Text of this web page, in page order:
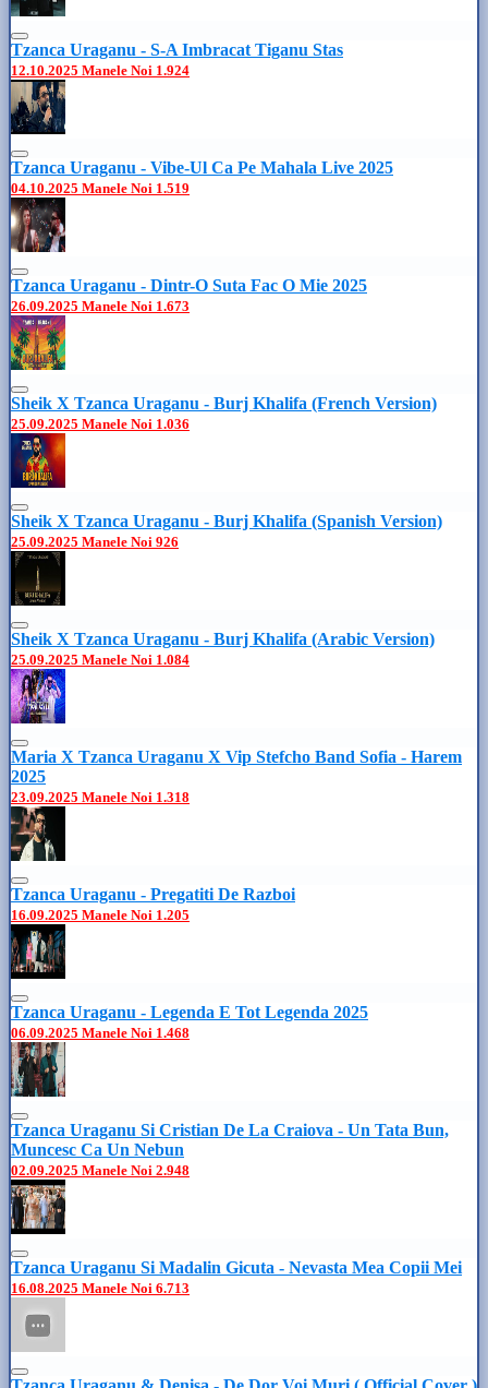
Tzanca Uraganu - S-A Imbracat Tiganu Stas
12.10.2025 Manele Noi 1.924
Tzanca Uraganu - Vibe-Ul Ca Pe Mahala Live 2025
04.10.2025 Manele Noi 1.519
Tzanca Uraganu - Dintr-O Suta Fac O Mie 2025
26.09.2025 Manele Noi 1.673
Sheik X Tzanca Uraganu - Burj Khalifa (French Version)
25.09.2025 Manele Noi 1.036
Sheik X Tzanca Uraganu - Burj Khalifa (Spanish Version)
25.09.2025 Manele Noi 926
Sheik X Tzanca Uraganu - Burj Khalifa (Arabic Version)
25.09.2025 Manele Noi 1.084
Maria X Tzanca Uraganu X Vip Stefcho Band Sofia - Harem
2025
23.09.2025 Manele Noi 1.318
Tzanca Uraganu - Pregatiti De Razboi
16.09.2025 Manele Noi 1.205
Tzanca Uraganu - Legenda E Tot Legenda 2025
06.09.2025 Manele Noi 1.468
Tzanca Uraganu Si Cristian De La Craiova - Un Tata Bun,
Muncesc Ca Un Nebun
02.09.2025 Manele Noi 2.948
Tzanca Uraganu Si Madalin Gicuta - Nevasta Mea Copii Mei
16.08.2025 Manele Noi 6.713